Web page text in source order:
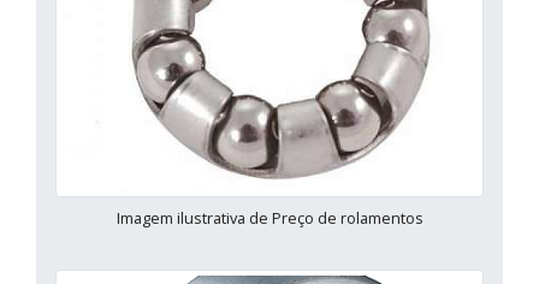
Imagem ilustrativa de Preço de rolamentos